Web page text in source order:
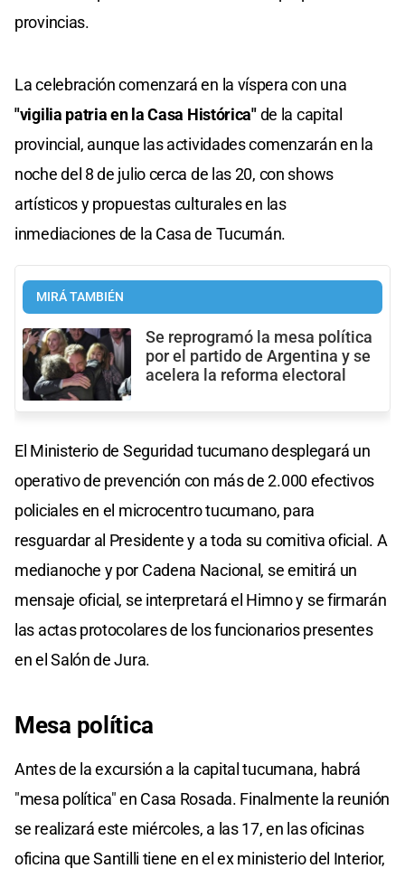
provincias.
La celebración comenzará en la víspera con una
"vigilia patria en la Casa Histórica"de la capital
provincial, aunque las actividades comenzarán en la
noche del 8 de julio cerca de las 20, con shows
artísticos y propuestas culturales en las
inmediaciones de la Casa de Tucumán.
MIRÁ TAMBIÉN
Se reprogramó la mesa política
por el partido de Argentina y se
acelera la reforma electoral
El Ministerio de Seguridad tucumano desplegará un
operativo de prevención con más de 2.000 efectivos
policiales en el microcentro tucumano, para
resguardar al Presidente y a toda su comitiva oficial. A
medianoche y por Cadena Nacional, se emitirá un
mensaje oficial, se interpretará el Himno y se firmarán
las actas protocolares de los funcionarios presentes
en el Salón de Jura.
Mesa política
Antes de la excursión a la capital tucumana, habrá
"mesa política" en Casa Rosada. Finalmente la reunión
se realizará este miércoles, a las 17, en las oficinas
oficina que Santilli tiene en el ex ministerio del Interior,